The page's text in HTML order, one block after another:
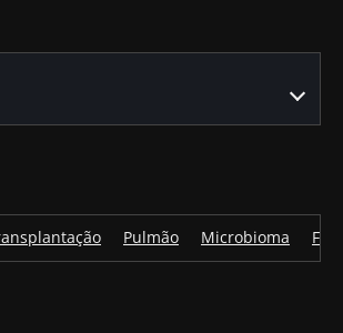
Pulmão Microbioma